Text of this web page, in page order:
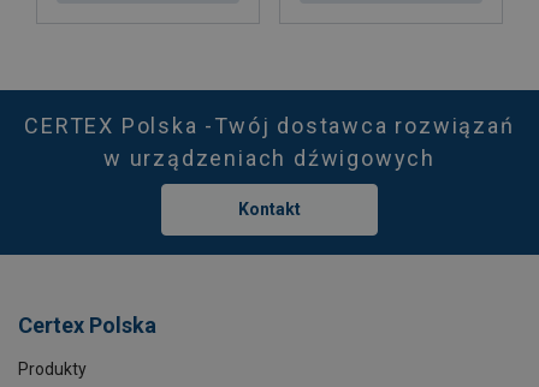
CERTEX Polska -Twój dostawca rozwiązań
w urządzeniach dźwigowych
Kontakt
Certex Polska
Produkty